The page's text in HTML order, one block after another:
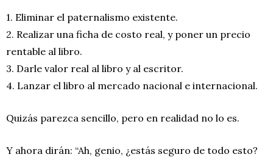
1. Eliminar el paternalismo existente.
2. Realizar una ficha de costo real, y poner un precio
rentable al libro.
3. Darle valor real al libro y al escritor.
4. Lanzar el libro al mercado nacional e internacional.
Quizás parezca sencillo, pero en realidad no lo es.
Y ahora dirán: “Ah, genio, ¿estás seguro de todo esto?